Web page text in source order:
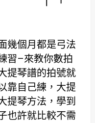
幾個月都是弓法
習–來教你數拍
提琴譜的拍號就
靠自己練，大提
提琴方法，學到
也許就比較不需